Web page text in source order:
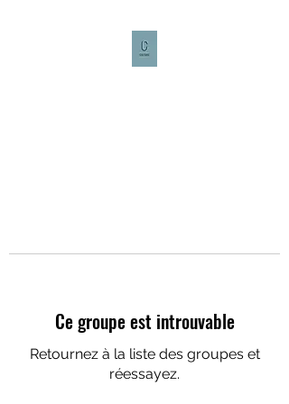
Ce groupe est introuvable
Retournez à la liste des groupes et
réessayez.